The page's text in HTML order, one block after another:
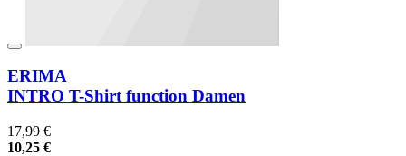
ERIMA
INTRO T-Shirt function Damen
17,99 €
10,25 €